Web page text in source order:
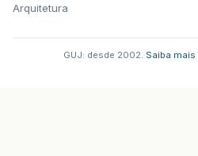
Arquitetura
GUJ: desde 2002. Saiba mais